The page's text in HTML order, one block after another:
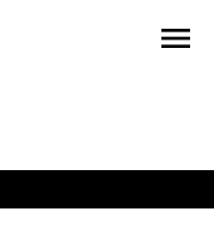
menu